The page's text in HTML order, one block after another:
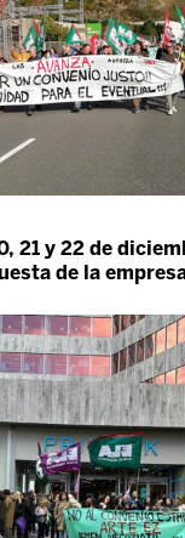
21 y 22 de
de la